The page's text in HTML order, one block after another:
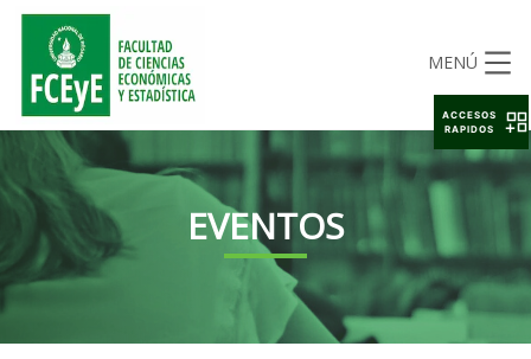
MENÚ
EVENTOS
ACCESOS
RAPIDOS